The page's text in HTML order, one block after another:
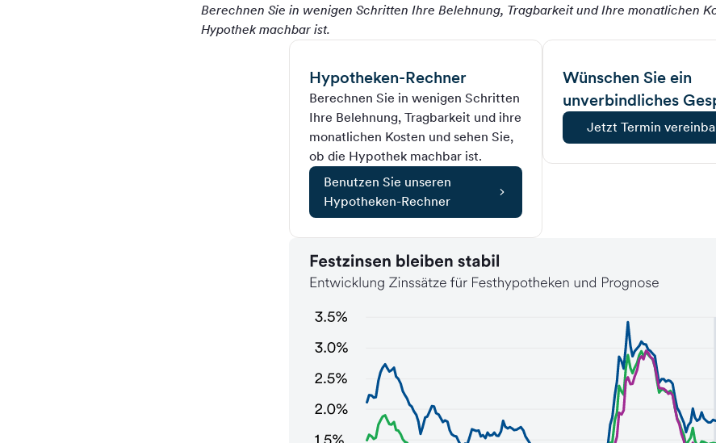
Berechnen Sie in wenigen Schritten Ihre Belehnung, Tragbarkeit und Ihre monatlichen
Hypothek machbar ist.
Hypotheken-Rechner
Berechnen Sie in wenigen Schritten
Ihre Belehnung, Tragbarkeit und ihre
monatlichen Kosten und sehen Sie,
ob die Hypothek machbar ist.
Benutzen Sie unseren
Hypotheken-Rechner
Wünschen Sie ein
unverbindliches
Jetzt Termin